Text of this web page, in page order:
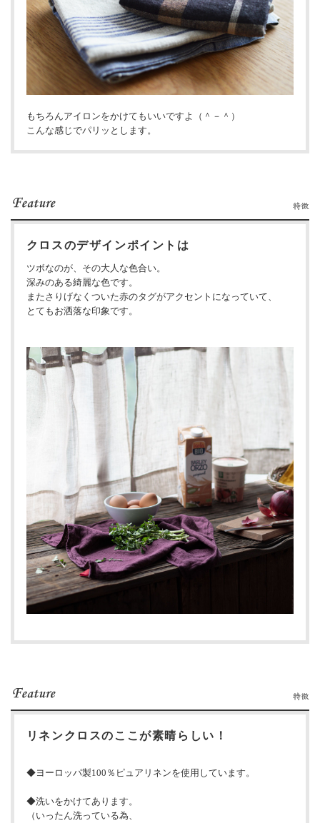
もちろんアイロンをかけてもいいですよ（＾－＾）
こんな感じでパリッとします。
クロスのデザインポイントは
ツボなのが、その大人な色合い。
深みのある綺麗な色です。
またさりげなくついた赤のタグがアクセントになっていて、
とてもお洒落な印象です。
リネンクロスのここが素晴らしい！
◆ヨーロッパ製100％ピュアリネンを使用しています。
◆洗いをかけてあります。
（いったん洗っている為、